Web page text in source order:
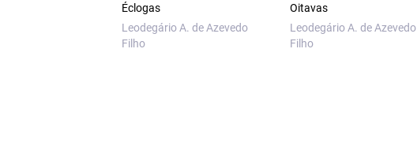
Éclogas
Leodegário A. de Azevedo
Filho
Oitavas
Leodegário A. de Azevedo
Filho